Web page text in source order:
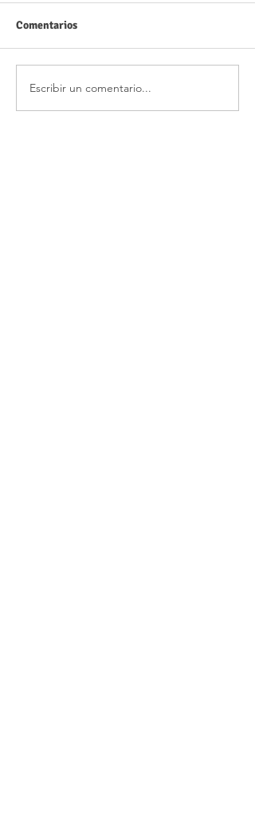
Comentarios
Escribir un comentario...